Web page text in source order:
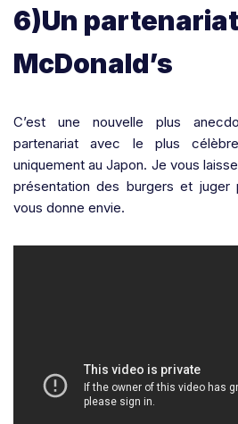
6)Un
McDonald’s
C’est une nouvelle plus
partenariat avec le plus
uniquement au Japon. Je vous
présentation des burgers et juger
vous donne envie.